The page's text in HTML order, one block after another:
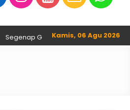
Kamis, 06 Agu 2026
Segenap Guru dan Tenaga